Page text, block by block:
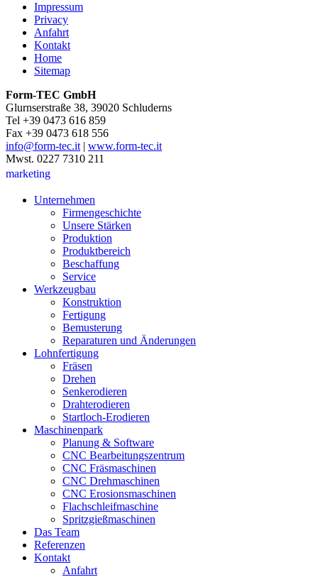
Impressum
Privacy
Anfahrt
Kontakt
Home
Sitemap
Form-TEC GmbH
Glurnserstraße 38, 39020 Schluderns
Tel +39 0473 616 859
Fax +39 0473 618 556
info@form-tec.it| www.form-tec.it
Mwst. 0227 7310 211
marketing
Unternehmen
Firmengeschichte
Unsere Stärken
Produktion
Produktbereich
Beschaffung
Service
Werkzeugbau
Konstruktion
Fertigung
Bemusterung
Reparaturen und Änderungen
Lohnfertigung
Fräsen
Drehen
Senkerodieren
Drahterodieren
Startloch-Erodieren
Maschinenpark
Planung & Software
CNC Bearbeitungszentrum
CNC Fräsmaschinen
CNC Drehmaschinen
CNC Erosionsmaschinen
Flachschleifmaschine
Spritzgießmaschinen
Das Team
Referenzen
Kontakt
Anfahrt